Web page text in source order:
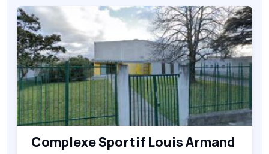
Complexe Sportif Louis Armand